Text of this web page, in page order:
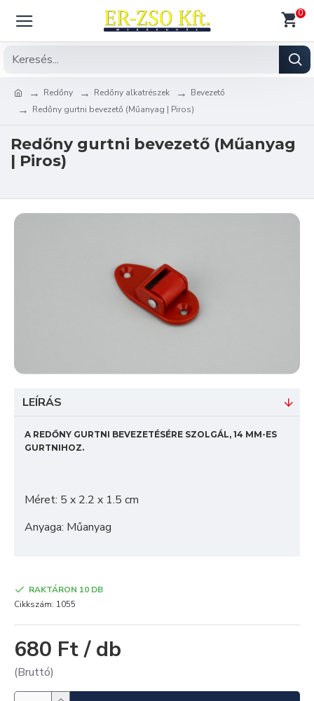
0
Redőny Redőny alkatrészek
Bevezető
Redőny gurtni bevezető (Műanyag | Piros)
Redőny gurtni bevezető (Műanyag
| Piros)
LEÍRÁS
A REDŐNY GURTNI BEVEZETÉSÉRE SZOLGÁL, 14 MM-ES
GURTNIHOZ.
Méret: 5 x 2.2 x 1.5 cm
Anyaga: Műanyag
680 Ft / db
(Bruttó)
RAKTÁRON 10 DB
Cikkszám: 1055